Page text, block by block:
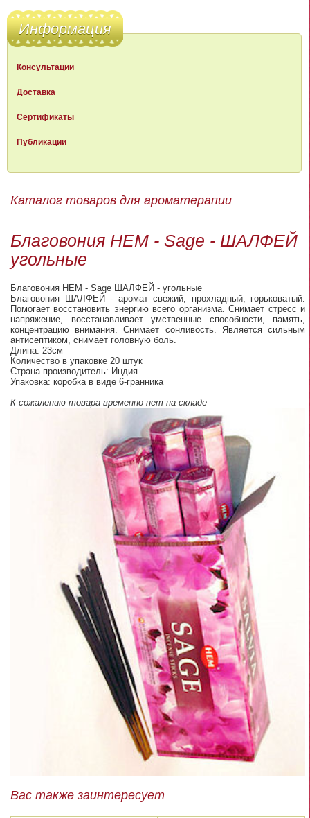
Информация
Консультации
Доставка
Сертификаты
Публикации
Каталог товаров для ароматерапии
Благовония HEM - Sage - ШАЛФЕЙ
угольные
Благовония HEM - Sage ШАЛФЕЙ - угольные
Благовония ШАЛФЕЙ - аромат свежий, прохладный, горьковатый.
Помогает восстановить энергию всего организма. Снимает стресс и
напряжение, восстанавливает умственные способности, память,
концентрацию внимания. Снимает сонливость. Является сильным
антисептиком, снимает головную боль.
Длина: 23см
Количество в упаковке 20 штук
Страна производитель: Индия
Упаковка: коробка в виде 6-гранника
К сожалению товара временно нет на складе
Вас также заинтересует